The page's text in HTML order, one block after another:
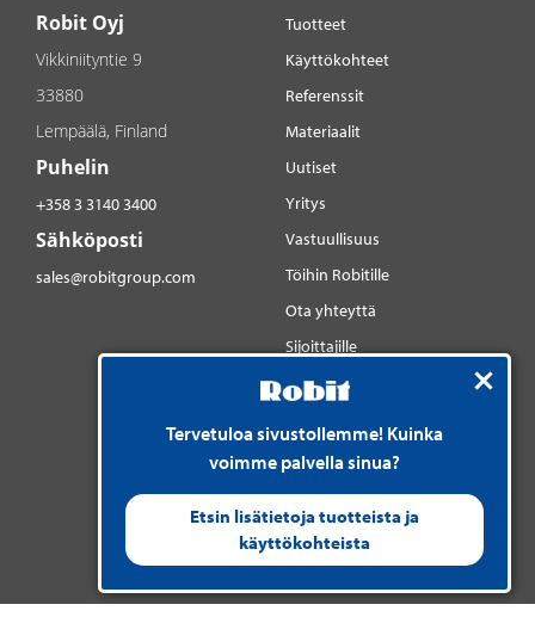
Tervetuloa sivustollemme! Kuinka
voimme palvella sinua?
Etsin lisätietoja tuotteista ja
käyttökohteista
Robit Oyj
Vikkiniityntie 9
33880
Lempäälä, Finland
Puhelin
+358 3 3140 3400
Sähköposti
sales@robitgroup.com
Tuotteet
Käyttökohteet
Referenssit
Materiaalit
Uutiset
Yritys
Vastuullisuus
Töihin Robitille
Ota yhteyttä
Sijoittajille
Sosiaalinen media
LinkedIn
Instagram